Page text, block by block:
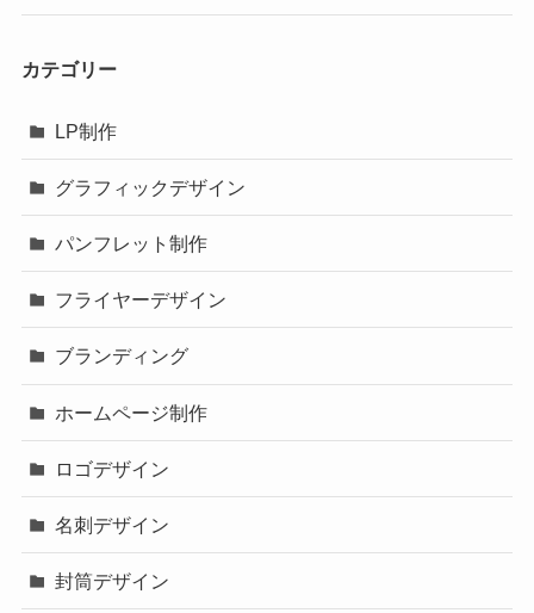
カテゴリー
LP制作
グラフィックデザイン
パンフレット制作
フライヤーデザイン
ブランディング
ホームページ制作
ロゴデザイン
名刺デザイン
封筒デザイン